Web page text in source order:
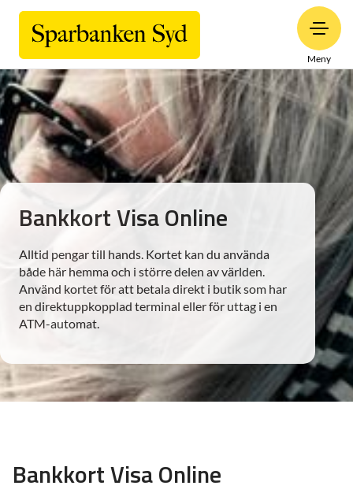
Meny
Bankkort Visa Online
Alltid pengar till hands. Kortet kan du använda
både här hemma och i större delen av världen.
Använd kortet för att betala direkt i butik som har
en direktuppkopplad terminal eller för uttag i en
ATM-automat.
Bankkort Visa Online